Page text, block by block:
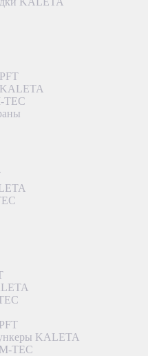
KALETA
TEC
KALETA
TEC